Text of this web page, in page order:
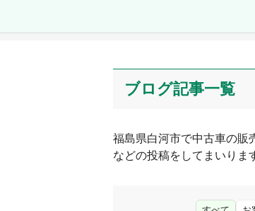
ブログ記事一覧
福島県白河市で中古車の販
などの投稿をしてまいりま